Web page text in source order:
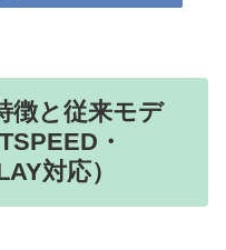
徴と従来モデ
・
対応）